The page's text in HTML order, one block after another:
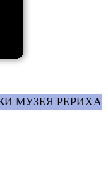
МУЗЕЯ РЕРИХА